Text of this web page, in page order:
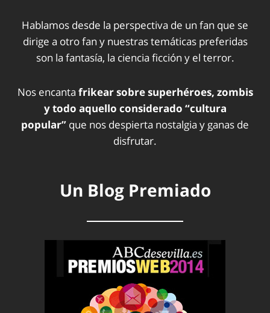
Hablamos desde la perspectiva de un fan que se
dirige a otro fan y nuestras temáticas preferidas
son la fantasía, la ciencia ficción y el terror.
Nos encanta frikear sobre superhéroes, zombis
y todo aquello considerado “cultura
popular” que nos despierta nostalgia y ganas de
disfrutar.
Un Blog Premiado